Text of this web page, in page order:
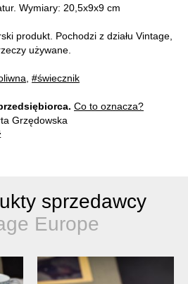
Wymiary: 20,5x9x9 cm
produkt. Pochodzi z działu Vintage,
używane.
#świecznik
Co to oznacza?
Grzędowska
sprzedawcy
Europe